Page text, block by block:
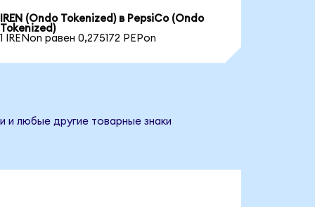
IREN (Ondo Tokenized) в PepsiCo (Ondo
Tokenized)
1 IRENon равен 0,275172 PEPon
и любые другие товарные знаки